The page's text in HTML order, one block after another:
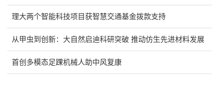
理大两个智能科技项目获智慧交通基金拨款支持
从甲虫到创新：大自然启迪科研突破 推动仿生先进材料发展
首创多模态足踝机械人助中风复康